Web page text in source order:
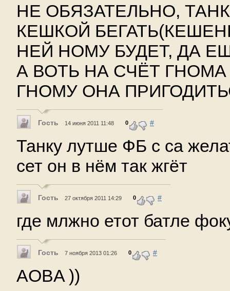
НЕ ОБЯЗАТЕЛЬНО,
КЕШКОЙ
НЕЙ НОМУ БУДЕТ, ДА
А ВОТЬ НА СЧЁТ
ГНОМУ ОНА
Гость 14 июня 2011 11:48 0 #
Танку лутше ФБ с са
сет он в нём так жгёт
Гость 27 октября 2011 14:29 0 #
где млжно етот батле
Гость 7 ноября 2013 01:26 0 #
AOBA ))